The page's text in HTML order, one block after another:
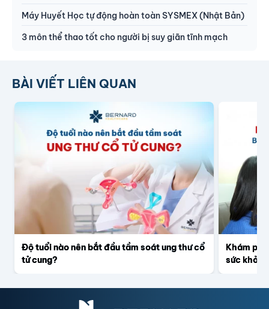
Máy Huyết Học tự động hoàn toàn SYSMEX (Nhật Bản)
3 môn thể thao tốt cho người bị suy giãn tĩnh mạch
BÀI VIẾT LIÊN QUAN
Độ tuổi nào nên bắt đầu tầm soát ung thư cổ
tử cung?
Khám
sức khỏe